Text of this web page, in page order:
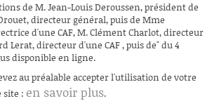
de M. Jean-Louis Deroussen, président de
directeur général, puis de Mme
d'une CAF, M. Clément Charlot, directeur
Lerat, directeur d'une CAF , puis de" du 4
disponible en ligne.
au préalable accepter l'utilisation de votre
site : en savoir plus.